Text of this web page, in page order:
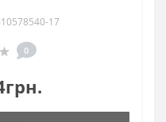
17
0